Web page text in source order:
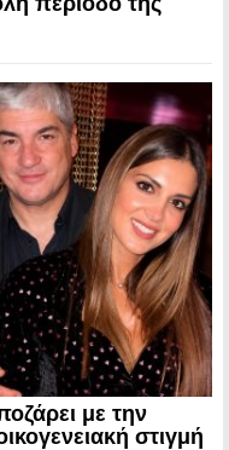
με την
στιγμή